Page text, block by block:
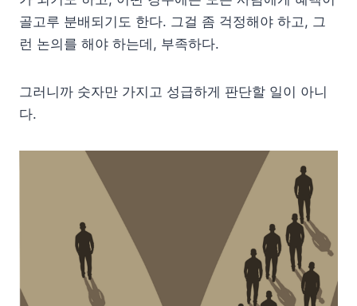
골고루 분배되기도 한다. 그걸 좀 걱정해야 하고, 그
런 논의를 해야 하는데, 부족하다.
그러니까 숫자만 가지고 성급하게 판단할 일이 아니
다.